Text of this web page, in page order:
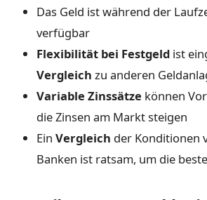
Das Geld ist während der
verfügbar
Flexibilität bei Festgeld ist
Vergleich zu anderen
Variable Zinssätze können
die Zinsen am Markt steigen
Ein Vergleich der Konditionen
Banken ist ratsam, um die